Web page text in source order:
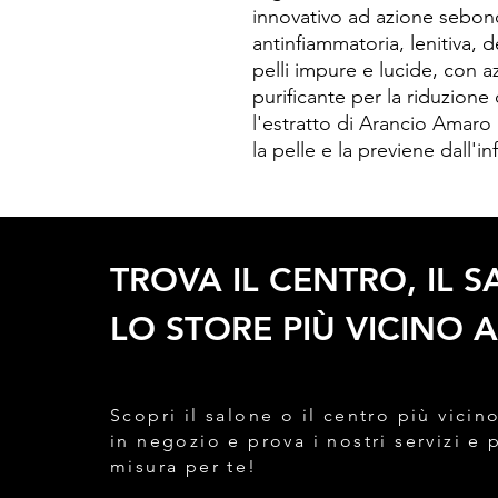
innovativo ad azione
antinfiammatoria, lenitiva,
pelli impure e lucide, con
purificante per la
l'estratto di Arancio
la pelle e la previene
TROVA IL CENTRO, IL
LO STORE PIÙ VICINO
Scopri il salone o il centro più
in negozio e prova i nostri servizi e
misura per te!